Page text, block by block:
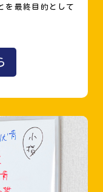
を最終目的として